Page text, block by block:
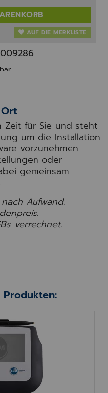
AUF DIE MERKLISTE
Zeit für Sie und steht
um die Installation
vorzunehmen.
oder
gemeinsam
Aufwand.
verrechnet.
Produkten:
Sigma